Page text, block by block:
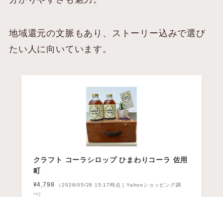
地域還元の文脈もあり、ストーリー込みで選び
たい人に向いています。
クラフト コーラシロップ ひまわりコーラ 佐用
町
¥4,798
（2026/05/28 15:17時点 | Yahooショッピング調
べ）